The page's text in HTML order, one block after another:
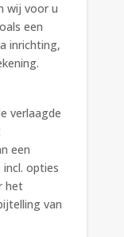
wij voor u
een
inrichting,
verlaagde
een
opties
het
van